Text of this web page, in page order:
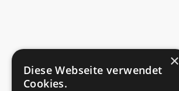
×
Diese Webseite verwendet
Cookies.